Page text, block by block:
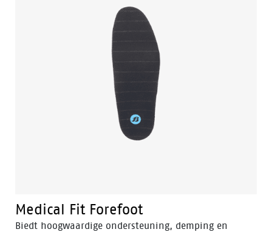
Medical Fit Forefoot
Biedt hoogwaardige ondersteuning, demping en